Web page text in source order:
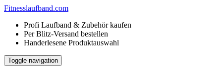
Fitnesslaufband.com
Profi Laufband & Zubehör kaufen
Per Blitz-Versand bestellen
Handerlesene Produktauswahl
Toggle navigation